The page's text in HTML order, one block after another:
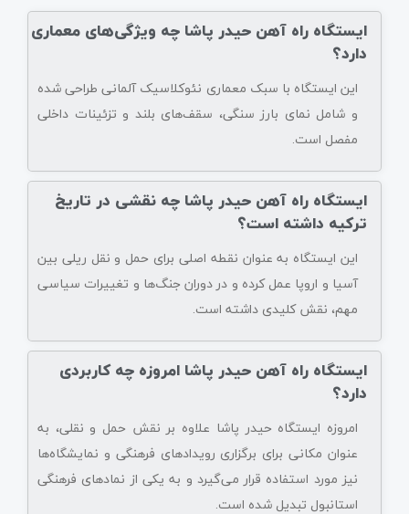
ایستگاه راه آهن حیدر پاشا چه ویژگی‌های معماری
دارد؟
این ایستگاه با سبک معماری نئوکلاسیک آلمانی طراحی شده
و شامل نمای بارز سنگی، سقف‌های بلند و تزئینات داخلی
مفصل است.
ایستگاه راه آهن حیدر پاشا چه نقشی در تاریخ
ترکیه داشته است؟
این ایستگاه به عنوان نقطه اصلی برای حمل و نقل ریلی بین
آسیا و اروپا عمل کرده و در دوران جنگ‌ها و تغییرات سیاسی
مهم، نقش کلیدی داشته است.
ایستگاه راه آهن حیدر پاشا امروزه چه کاربردی
دارد؟
امروزه ایستگاه حیدر پاشا علاوه بر نقش حمل و نقلی، به
عنوان مکانی برای برگزاری رویدادهای فرهنگی و نمایشگاه‌ها
نیز مورد استفاده قرار می‌گیرد و به یکی از نمادهای فرهنگی
استانبول تبدیل شده است.